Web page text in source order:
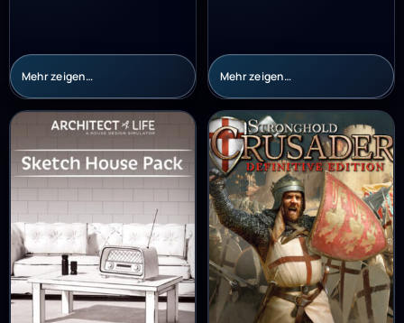
Mehr zeigen… Mehr zeigen…